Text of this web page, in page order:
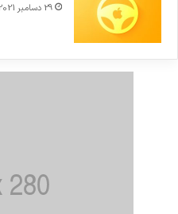
29 دسامبر 2021